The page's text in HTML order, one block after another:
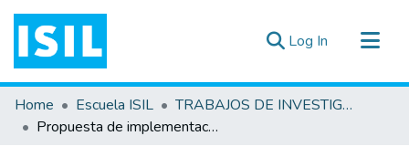
Log In (current)
All of DSpace
Statistics
Home Escuela ISIL
TRABAJOS DE INVESTIGACIÓN
Propuesta de implementación de estrategias digitales de gamificación para fortalecer las competencias lingüísticas del idioma inglés en estudiantes de Institutos de Educación Superior del Distrito de San Sebastián – Cusco, 2026